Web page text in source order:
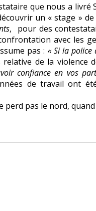
que nous a
un « stage »
, pour des
avec les
pas : « Si la police
de la violence
confiance en vos
de travail ont
pas le nord, quand